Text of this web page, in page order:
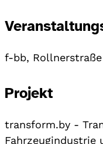
f-bb,
Projekt
transform.by -
Fahrzeugindustrie